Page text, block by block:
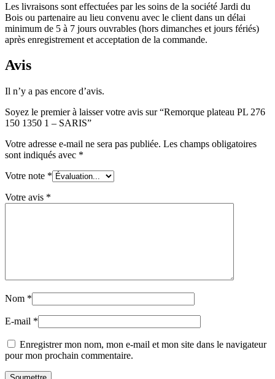
Les livraisons sont effectuées par les soins de la société Jardi du
Bois ou partenaire au lieu convenu avec le client dans un délai
minimum de 5 à 7 jours ouvrables (hors dimanches et jours fériés)
après enregistrement et acceptation de la commande.
Avis
Il n’y a pas encore d’avis.
Soyez le premier à laisser votre avis sur “Remorque plateau PL 276
150 1350 1 – SARIS”
Votre adresse e-mail ne sera pas publiée. Les champs obligatoires
sont indiqués avec *
Votre note *
Votre avis *
Nom *
E-mail *
Enregistrer mon nom, mon e-mail et mon site dans le navigateur
pour mon prochain commentaire.